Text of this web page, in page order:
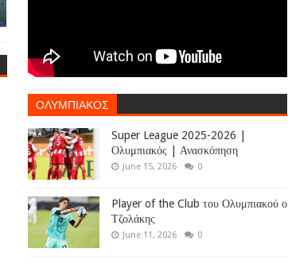
ΟΛΥΜΠΙΑΚΟΣ
Super League 2025-2026 |
Ολυμπιακός | Ανασκόπηση
June 15, 2026 0
Player of the Club του Ολυμπιακού ο
Τζολάκης
June 11, 2026 0